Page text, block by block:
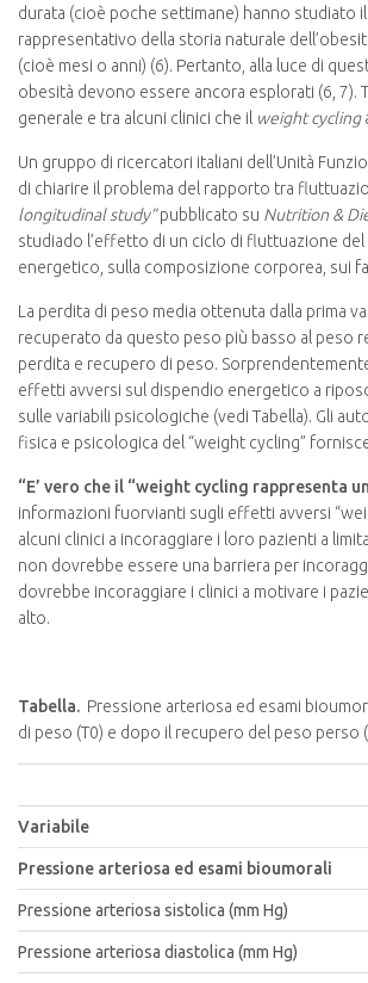
durata (cioè poche settimane) hanno studiato il
rappresentativo della storia naturale
(cioè mesi o anni) (6). Pertanto, alla luce di
obesità devono essere ancora esplorati (6,
generale e tra alcuni clinici che il weight cycling
Un gruppo di ricercatori italiani dell’Unità
di chiarire il problema del rapporto tra
longitudinal study”pubblicato su Nutrition &
studiado l’effetto di un ciclo di fluttuazione
energetico, sulla composizione corporea, sui
La perdita di peso media ottenuta dalla prima
recuperato da questo peso più basso al peso
perdita e recupero di peso.
effetti avversi sul dispendio energetico a
sulle variabili psicologiche (vedi Tabella). Gli
fisica e psicologica del “weight cycling”
“E’ vero che il “weight cycling rappresenta
informazioni fuorvianti sugli effetti avversi
alcuni clinici a incoraggiare i loro pazienti a
non dovrebbe essere una barriera per
dovrebbe incoraggiare i clinici a motivare i
alto.
Tabella. Pressione arteriosa ed esami
di peso (T0) e dopo il recupero del peso
Variabile
Pressione arteriosa ed esami bioumorali
Pressione arteriosa sistolica (mm Hg)
Pressione arteriosa diastolica (mm Hg)